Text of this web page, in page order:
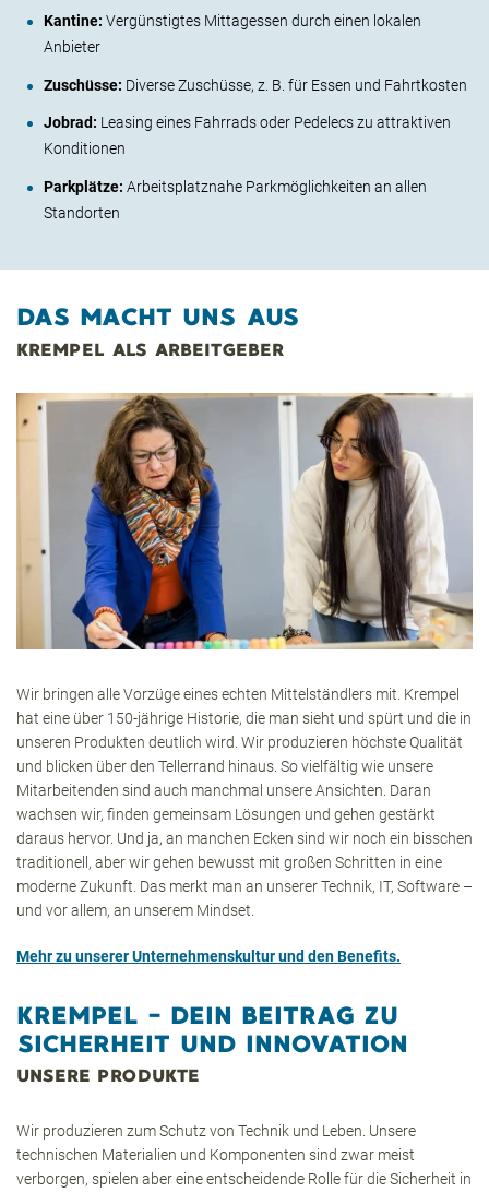
Kantine: Vergünstigtes Mittagessen durch einen lokalen
Anbieter
Zuschüsse: Diverse Zuschüsse, z. B. für Essen und Fahrtkosten
Jobrad: Leasing eines Fahrrads oder Pedelecs zu attraktiven
Konditionen
Parkplätze: Arbeitsplatznahe Parkmöglichkeiten an allen
Standorten
DAS MACHT UNS AUS
KREMPEL ALS ARBEITGEBER
Wir bringen alle Vorzüge eines echten Mittelständlers mit. Krempel
hat eine über 150-jährige Historie, die man sieht und spürt und die in
unseren Produkten deutlich wird. Wir produzieren höchste Qualität
und blicken über den Tellerrand hinaus. So vielfältig wie unsere
Mitarbeitenden sind auch manchmal unsere Ansichten. Daran
wachsen wir, finden gemeinsam Lösungen und gehen gestärkt
daraus hervor. Und ja, an manchen Ecken sind wir noch ein bisschen
traditionell, aber wir gehen bewusst mit großen Schritten in eine
moderne Zukunft. Das merkt man an unserer Technik, IT, Software –
und vor allem, an unserem Mindset.
Mehr zu unserer Unternehmenskultur und den Benefits.
KREMPEL – DEIN BEITRAG ZU
SICHERHEIT UND INNOVATION
UNSERE PRODUKTE
Wir produzieren zum Schutz von Technik und Leben. Unsere
technischen Materialien und Komponenten sind zwar meist
verborgen, spielen aber eine entscheidende Rolle für die Sicherheit in